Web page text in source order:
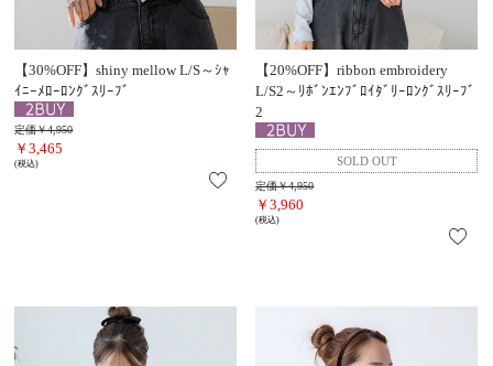
【30%OFF】shiny mellow L/S～ｼｬ
ｲﾆｰﾒﾛｰﾛﾝｸﾞｽﾘｰﾌﾞ
定価￥4,950
￥3,465
(税込)
【20%OFF】ribbon embroidery
L/S2～ﾘﾎﾞﾝｴﾝﾌﾞﾛｲﾀﾞﾘｰﾛﾝｸﾞｽﾘｰﾌﾞ
2
定価￥4,950
￥3,960
(税込)